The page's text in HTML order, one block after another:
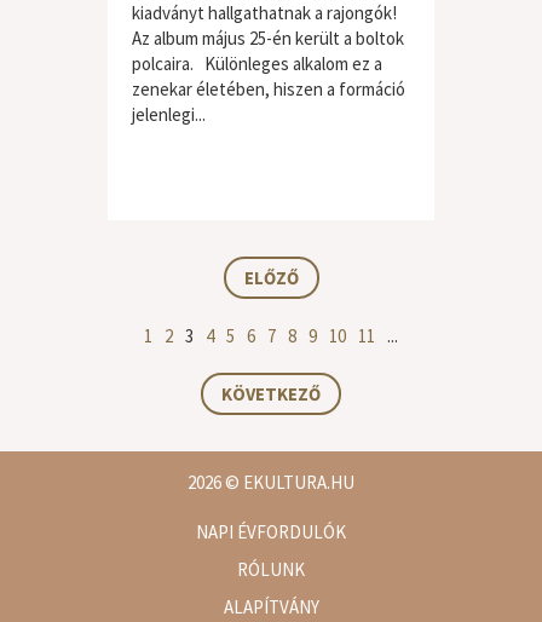
kiadványt hallgathatnak a rajongók!
Az album május 25-én került a boltok
polcaira. Különleges alkalom ez a
zenekar életében, hiszen a formáció
jelenlegi...
ELŐZŐ
1 2 3 4 5 6 7 8 9 10 11 ...
KÖVETKEZŐ
2026© EKULTURA.HU
NAPI ÉVFORDULÓK
RÓLUNK
ALAPÍTVÁNY